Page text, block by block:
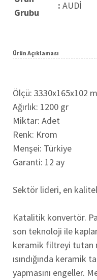
Grubu
: AUDİ
Ürün Açıklaması
Ölçü: 3330x165x102
Ağırlık: 1200 gr
Miktar: Adet
Renk: Krom
Menşei: Türkiye
Garanti: 12 ay
Sektör lideri, en
Katalitik konvertör.
son teknoloji ile
keramik filtreyi tutan
ısındığında keramik
yapmasını engeller.